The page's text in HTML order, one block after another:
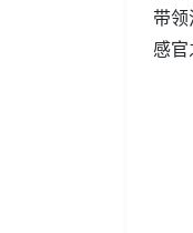
带
感官